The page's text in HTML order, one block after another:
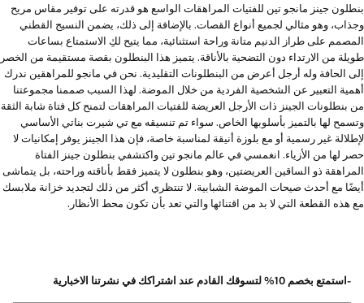
بنطلون جينز مانجو تين للفتيات المراهقات الواسع هو قدرته على توفير مقاس مريح
وجذاب، وهو مثالي لجميع أنواع القصات. بالإضافة إلى ذلك، يضمن النسيج القطني
المصمم على طراز الدنيم متانة وراحة استثنائية، مما يتيح لكِ الاستمتاع بساعات
طويلة من الارتداء دون التضحية بالأناقة. يتميز هذا البنطلون بقصة مستقيمة من الخصر
إلى الحافة وله أرجل أعرض من البنطلونات التقليدية. نحن في مانجو للمراهقين ندرك
أهمية التعبير عن الشخصية الفردية من خلال الموضة. لهذا السبب صممنا مجموعتنا
من بنطلونات الجينز ذات الأرجل العريضة للفتيات المراهقات لتمنح كل فتاة شابة الثقة
وتسمح لها بالتميز بأسلوبها الخاص. سواء تم تنسيقه مع تي شيرت بناتي الأساسي
لإطلالة غير رسمية أو مع بلوزة أنيقة لمناسبة خاصة، فإن هذا الجينز يوفر إمكانيات لا
حصر لها من الأزياء. انغمسي في عالم مانجو تين واكتشفي بنطلون جينز الفتاة
المراهقة ذو الساقين العريضتين، وهو بنطلون لا يتميز فقط بأناقته وراحته، بل يتماشى
أيضًا مع أحدث صيحات الموضة الشبابية. لا تنتظري أكثر من ذلك لتجديد خزانة ملابسك
مع هذه القطعة التي لا بد من اقتنائها والتي تعد بأن تكون محط الأنظار.
-استمتع بخصم 10% لتسوقك القادم عند اشتراكك في نشرتنا الاخبارية